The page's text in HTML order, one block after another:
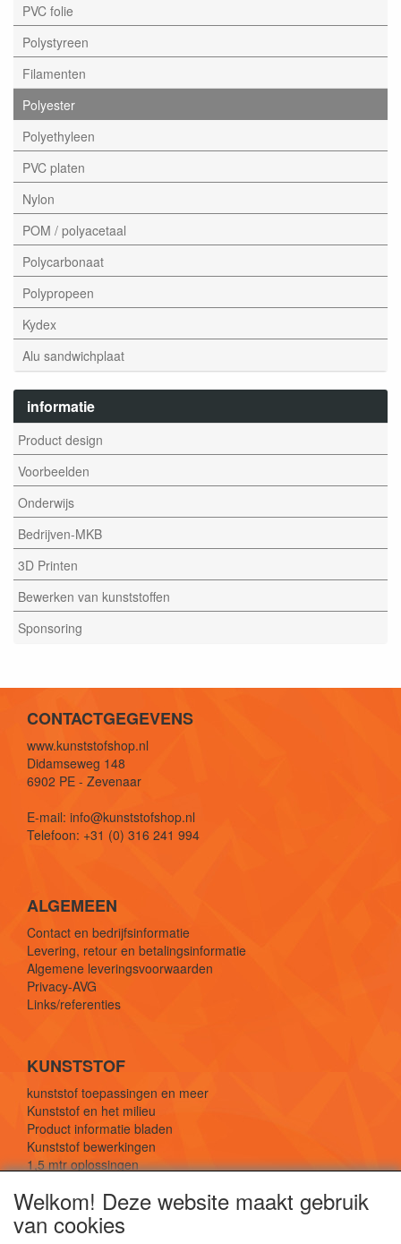
PVC folie
Polystyreen
Filamenten
Polyester
Polyethyleen
PVC platen
Nylon
POM / polyacetaal
Polycarbonaat
Polypropeen
Kydex
Alu sandwichplaat
informatie
Product design
Voorbeelden
Onderwijs
Bedrijven-MKB
3D Printen
Bewerken van kunststoffen
Sponsoring
CONTACTGEGEVENS
www.kunststofshop.nl
Didamseweg 148
6902 PE - Zevenaar
E-mail: info@kunststofshop.nl
Telefoon: +31 (0) 316 241 994
ALGEMEEN
Contact en bedrijfsinformatie
Levering, retour en betalingsinformatie
Algemene leveringsvoorwaarden
Privacy-AVG
Links/referenties
KUNSTSTOF
kunststof toepassingen en meer
Kunststof en het milieu
Product informatie bladen
Kunststof bewerkingen
1,5 mtr oplossingen
Welkom! Deze website maakt gebruik
van cookies